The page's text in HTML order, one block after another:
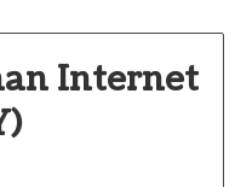
Internet